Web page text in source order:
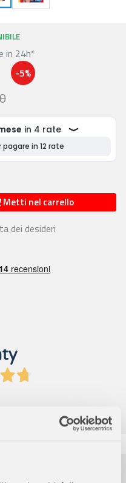
in 24h*
-5%
Metti nel carrello
dei desideri